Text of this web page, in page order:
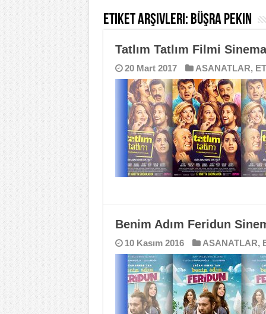
Etiket Arşivleri: Büşra Pekin
Tatlım Tatlım Filmi
20 Mart 2017 ASANATLAR,
Benim Adım Feridun
10 Kasım 2016 ASANATLAR,